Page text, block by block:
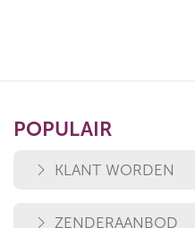
POPULAIR
KLANT WORDEN
ZENDERAANBOD